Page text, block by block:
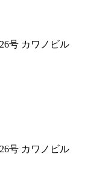
号 カワノビル
号 カワノビル